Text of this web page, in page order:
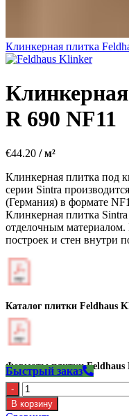
Клинкерная плитка
R 690 NF11
€44.20 / м²
Клинкерная плитка под
серии Sintra
(Германия) в формате
Клинкерная плитка
отделочным материалом.
построек и стен внутри
Каталог плитки Feldhaus
Форматы плитки Feldhaus
Быстрый заказ
Количество
Клинкерная
плитка
В корзину